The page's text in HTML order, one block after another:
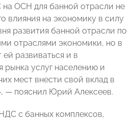
на ОСН для банной отрасли не
влияния на экономику в силу
развития банной отрасли по
отраслями экономики, но в
развиваться и в
рынка услуг населению и
мест внести свой вклад в
— пояснил Юрий Алексеев.
с банных комплексов,